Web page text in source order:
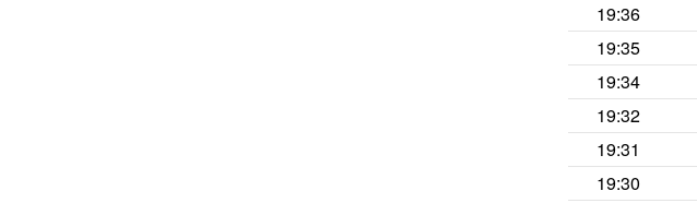
19:36
19:35
19:34
19:32
19:31
19:30